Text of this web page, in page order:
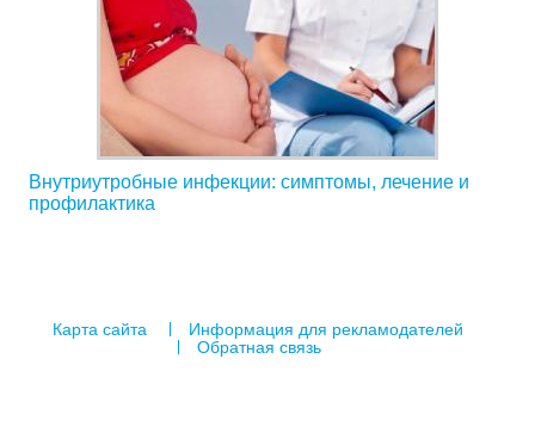
Внутриутробные инфекции: симптомы, лечение и
профилактика
Карта сайта
Информация для рекламодателей
Обратная связь